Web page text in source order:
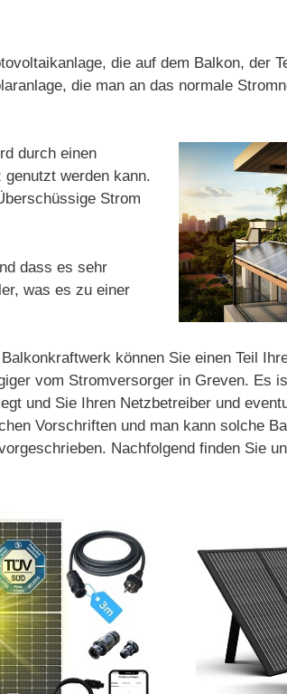
die auf dem Balkon, der
die man an das normale
durch einen
werden kann.
Strom
dass es sehr
was es zu einer
können Sie einen Teil
vom Stromversorger in Greven. Es
und Sie Ihren Netzbetreiber und
Vorschriften und man kann solche
Nachfolgend finden Sie